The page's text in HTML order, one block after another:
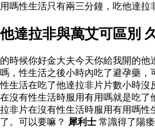
用嗎性生活只有兩三分鐘，吃他達
他達拉非與萬艾可區別
的時候你好金大夫今天你給我開的
嗎，性生活之後小時內吃了避孕藥
性生活在吃了他達拉非片片數小時
在沒有性生活時服用有用嗎就是吃
拉非片在沒有性生活時服用有用嗎
了。可以要嘛？ 犀利士 常識得了陽